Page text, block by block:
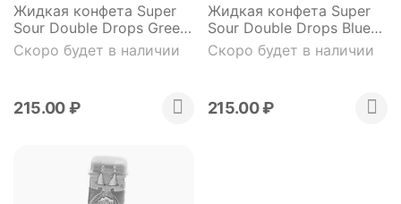
Жидкая конфета Super
Sour Double Drops Green
Aple & Blue Raspberry
яблоко ежевика 30 мл
Скоро будет в наличии
215.00₽
Жидкая конфета Super
Sour Double Drops Blue
Raspberry & Watermelon
ежевика арбуз 30 мл
Скоро будет в наличии
215.00₽